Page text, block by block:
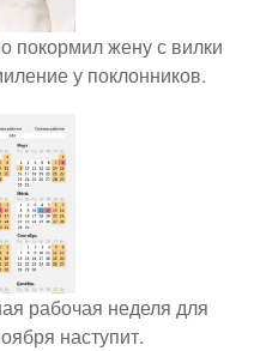
покормил жену с вилки
у поклонников.
рабочая неделя для
наступит.